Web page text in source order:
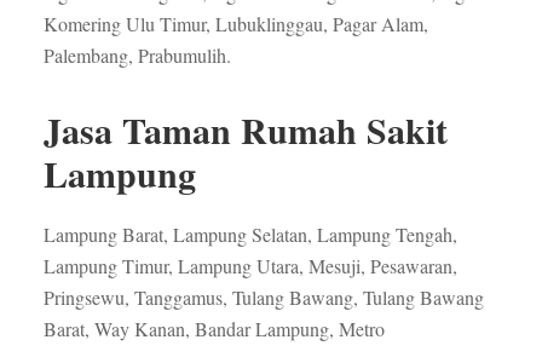
Komering Ulu Timur, Lubuklinggau, Pagar Alam,
Palembang, Prabumulih.
Jasa Taman Rumah Sakit
Lampung
Lampung Barat, Lampung Selatan, Lampung Tengah,
Lampung Timur, Lampung Utara, Mesuji, Pesawaran,
Pringsewu, Tanggamus, Tulang Bawang, Tulang Bawang
Barat, Way Kanan, Bandar Lampung, Metro